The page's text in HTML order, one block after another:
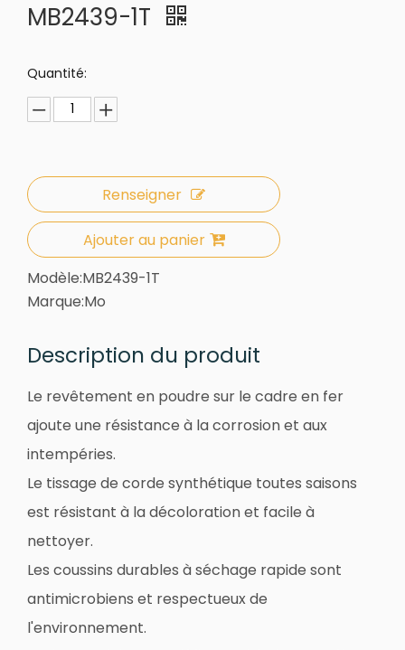
MB2439-1T
Quantité:
Renseigner
Ajouter au panier
Modèle:MB2439-1T
Marque:Mo
Description du produit
Le revêtement en poudre sur le cadre en fer
ajoute une résistance à la corrosion et aux
intempéries.
Le tissage de corde synthétique toutes saisons
est résistant à la décoloration et facile à
nettoyer.
Les coussins durables à séchage rapide sont
antimicrobiens et respectueux de
l'environnement.